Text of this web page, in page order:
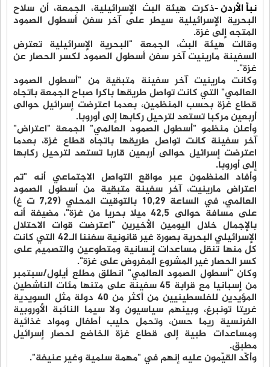
نبأ الأردن -ذكرت هيئة البث الإسرائيلية، الجمعة، أن سلاح
البحرية الإسرائيلية سيطر على آخر سفن أسطول الصمود
المتجه إلى غزة.
وقالت هيئة البث، الجمعة "البحرية الإسرائيلية تعترض
السفينة مارينيت آخر سفن أسطول الصمود لكسر الحصار عن
غزة".
وكانت مارينيت آخر سفينة متبقية من "أسطول الصمود
العالمي" التي كانت تواصل طريقها باكرا صباح الجمعة باتجاه
قطاع غزة بحسب المنظمين، بعدما اعترضت إسرائيل حوالى
أربعين مركبا تستعد لترحيل ركابها إلى أوروبا.
وأعلن منظمو "أسطول الصمود العالمي" الجمعة "اعتراض"
آخر سفينة كانت تواصل طريقها باتجاه قطاع غزة، بعدما
اعترضت إسرائيل حوالى أربعين قاربا تستعد لترحيل ركابها
إلى أوروبا.
وأفاد المنظمون عبر مواقع التواصل الاجتماعي أنه "تم
اعتراض مارينيت، آخر سفينة متبقية من أسطول الصمود
العالمي، في الساعة 10,29 بالتوقيت المحلي (7,29 ت غ)
على مسافة حوالى 42,5 ميلا بحريا من غزة"، مضيفة أنه
بالإجمال خلال اليومين الأخيرين "اعترضت قوات الاحتلال
الإسرائيلي البحرية بصورة غير قانونية سفننا الـ42 التي كانت
كل منها تنقل مساعدات إنسانية ومتطوعين والتصميم على
كسر الحصار غير المشروع المفروض على غزة".
وكان "أسطول الصمود العالمي" انطلق مطلع أيلول/سبتمبر
من إسبانيا مع قرابة 45 سفينة على متنها مئات الناشطين
المؤيدين للفلسطينيين من أكثر من 40 دولة مثل السويدية
غريتا تونبرغ، وبينهم سياسيون ولا سيما النائبة الأوروبية
الفرنسية ريما حسن، وتحمل حليب أطفال ومواد غذائية
ومساعدات طبية إلى قطاع غزة الخاضع لحصار إسرائيل
مطبق.
وأكّد القيّمون عليه إنهم في "مهمة سلمية وغير عنيفة".